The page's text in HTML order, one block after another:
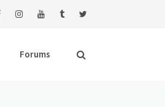
Forums